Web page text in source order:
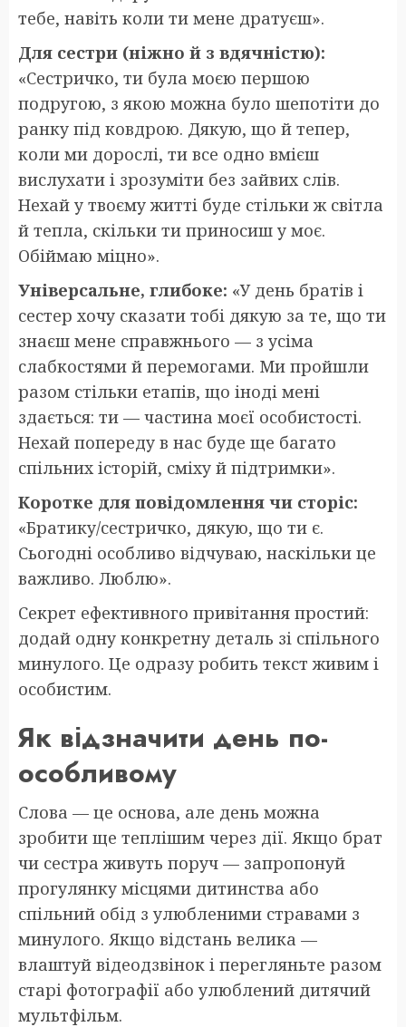
тебе, навіть коли ти мене дратуєш».
Для сестри (ніжно й з вдячністю):
«Сестричко, ти була моєю першою
подругою, з якою можна було шепотіти до
ранку під ковдрою. Дякую, що й тепер,
коли ми дорослі, ти все одно вмієш
вислухати і зрозуміти без зайвих слів.
Нехай у твоєму житті буде стільки ж світла
й тепла, скільки ти приносиш у моє.
Обіймаю міцно».
Універсальне, глибоке: «У день братів і
сестер хочу сказати тобі дякую за те, що ти
знаєш мене справжнього — з усіма
слабкостями й перемогами. Ми пройшли
разом стільки етапів, що іноді мені
здається: ти — частина моєї особистості.
Нехай попереду в нас буде ще багато
спільних історій, сміху й підтримки».
Коротке для повідомлення чи сторіс:
«Братику/сестричко, дякую, що ти є.
Сьогодні особливо відчуваю, наскільки це
важливо. Люблю».
Секрет ефективного привітання простий:
додай одну конкретну деталь зі спільного
минулого. Це одразу робить текст живим і
особистим.
Як відзначити день по-
особливому
Слова — це основа, але день можна
зробити ще теплішим через дії. Якщо брат
чи сестра живуть поруч — запропонуй
прогулянку місцями дитинства або
спільний обід з улюбленими стравами з
минулого. Якщо відстань велика —
влаштуй відеодзвінок і перегляньте разом
старі фотографії або улюблений дитячий
мультфільм.